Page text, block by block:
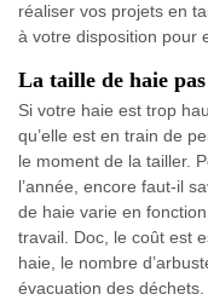
réaliser vos projets en
à votre disposition pour
La taille de haie
Si votre haie est trop
qu’elle est en train de
le moment de la tailler.
l’année, encore faut-il
de haie varie en
travail. Doc, le coût est
haie, le nombre
évacuation des déchets.